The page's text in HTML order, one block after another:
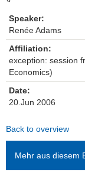
Einrichtungen
Kontakt
Impressum
News Archiv
Speaker:
Renée Adams
Affiliation:
exception: session
Economics)
Date:
20.Jun 2006
Back to overview
Mehr aus diesem